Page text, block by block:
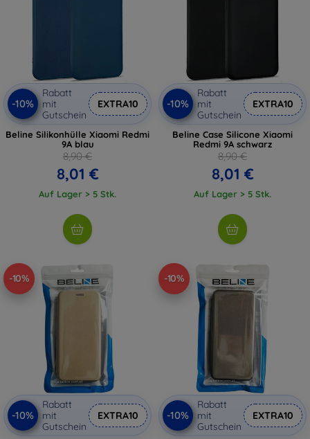
-10%
Rabatt
mit
Gutschein
EXTRA10
Beline Silikonhülle Xiaomi Redmi
9A blau
8,90 €
8,01 €
Auf Lager > 5 Stk.
-10%
Rabatt
mit
Gutschein
EXTRA10
Beline Case Silicone Xiaomi
Redmi 9A schwarz
8,90 €
8,01 €
Auf Lager > 5 Stk.
-10%
-10%
Rabatt
mit
Gutschein
EXTRA10
-10%
-10%
Rabatt
mit
Gutschein
EXTRA10